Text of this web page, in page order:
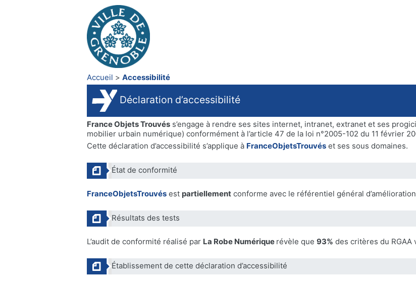
Accueil Accessibilité
Déclaration d’accessibilité
France Objets Trouvés s’engage à rendre ses sites internet, intranet, extranet et ses
mobilier urbain numérique) conformément à l’article 47 de la loi n°2005-102 du 11 février
Cette déclaration d’accessibilité s’applique à FranceObjetsTrouvés et ses sous domaines.
État de conformité
FranceObjetsTrouvés est partiellement conforme avec le référentiel général
Résultats des tests
L’audit de conformité réalisé par La Robe Numérique révèle que 93% des critères du
Établissement de cette déclaration d’accessibilité